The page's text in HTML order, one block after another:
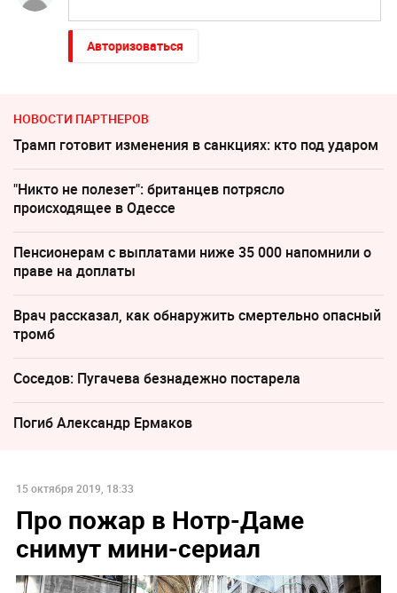
Авторизоваться
НОВОСТИ ПАРТНЕРОВ
Трамп готовит изменения в санкциях: кто под ударом
"Никто не полезет": британцев потрясло
происходящее в Одессе
Пенсионерам с выплатами ниже 35 000 напомнили о
праве на доплаты
Врач рассказал, как обнаружить смертельно опасный
тромб
Соседов: Пугачева безнадежно постарела
Погиб Александр Ермаков
15 октября 2019, 18:33
Про пожар в Нотр-Даме
снимут мини-сериал